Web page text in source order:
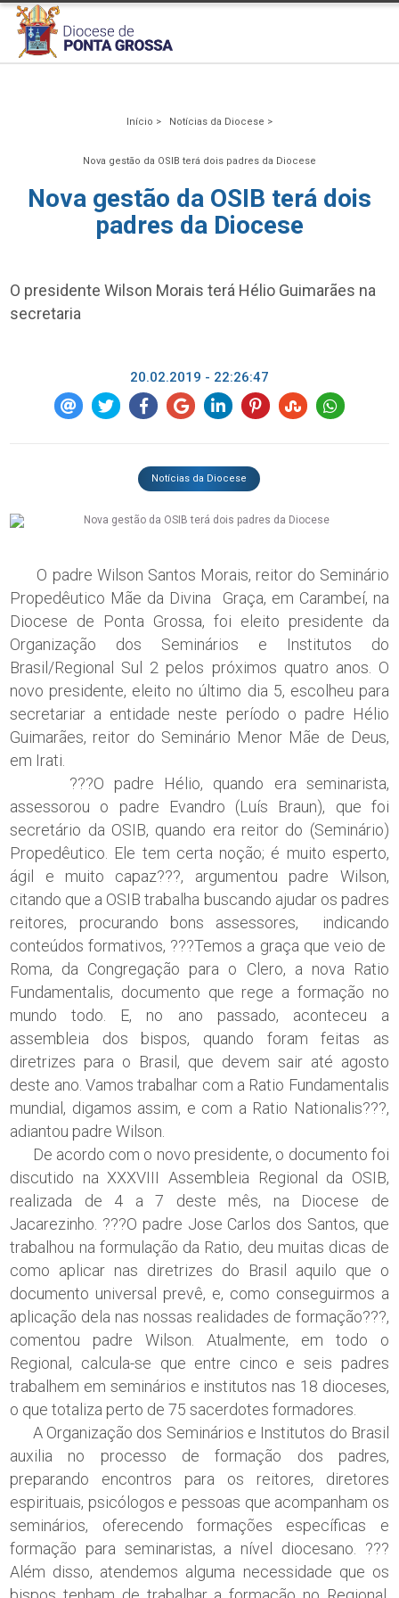
Início > Notícias da Diocese >
Nova gestão da OSIB terá dois padres da Diocese
Nova gestão da OSIB terá dois
padres da Diocese
O presidente Wilson Morais terá Hélio Guimarães na
secretaria
20.02.2019 - 22:26:47
Notícias da Diocese
O padre Wilson Santos Morais, reitor do Seminário
Propedêutico Mãe da Divina Graça, em Carambeí, na
Diocese de Ponta Grossa, foi eleito presidente da
Organização dos Seminários e Institutos do
Brasil/Regional Sul 2 pelos próximos quatro anos. O
novo presidente, eleito no último dia 5, escolheu para
secretariar a entidade neste período o padre Hélio
Guimarães, reitor do Seminário Menor Mãe de Deus,
em Irati.
???O padre Hélio, quando era seminarista,
assessorou o padre Evandro (Luís Braun), que foi
secretário da OSIB, quando era reitor do (Seminário)
Propedêutico. Ele tem certa noção; é muito esperto,
ágil e muito capaz???, argumentou padre Wilson,
citando que a OSIB trabalha buscando ajudar os padres
reitores, procurando bons assessores, indicando
conteúdos formativos, ???Temos a graça que veio de
Roma, da Congregação para o Clero, a nova Ratio
Fundamentalis, documento que rege a formação no
mundo todo. E, no ano passado, aconteceu a
assembleia dos bispos, quando foram feitas as
diretrizes para o Brasil, que devem sair até agosto
deste ano. Vamos trabalhar com a Ratio Fundamentalis
mundial, digamos assim, e com a Ratio Nationalis???,
adiantou padre Wilson.
De acordo com o novo presidente, o documento foi
discutido na XXXVIII Assembleia Regional da OSIB,
realizada de 4 a 7 deste mês, na Diocese de
Jacarezinho. ???O padre Jose Carlos dos Santos, que
trabalhou na formulação da Ratio, deu muitas dicas de
como aplicar nas diretrizes do Brasil aquilo que o
documento universal prevê, e, como conseguirmos a
aplicação dela nas nossas realidades de formação???,
comentou padre Wilson. Atualmente, em todo o
Regional, calcula-se que entre cinco e seis padres
trabalhem em seminários e institutos nas 18 dioceses,
o que totaliza perto de 75 sacerdotes formadores.
A Organização dos Seminários e Institutos do Brasil
auxilia no processo de formação dos padres,
preparando encontros para os reitores, diretores
espirituais, psicólogos e pessoas que acompanham os
seminários, oferecendo formações específicas e
formação para seminaristas, a nível diocesano. ???
Além disso, atendemos alguma necessidade que os